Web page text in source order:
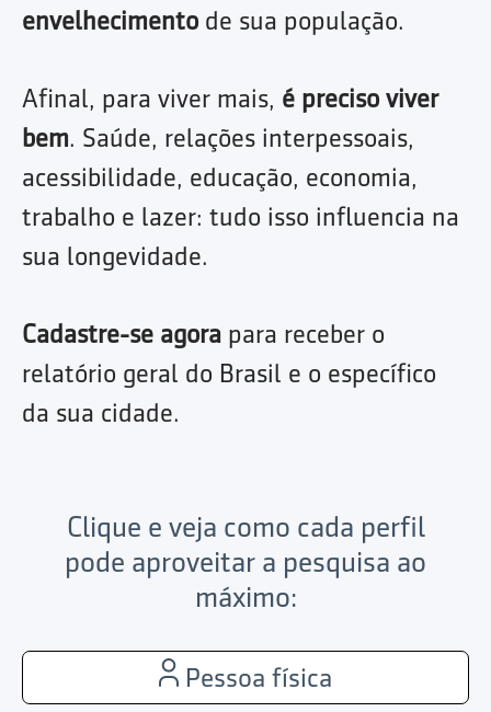
envelhecimento de sua população.
Afinal, para viver mais, é preciso viver
bem. Saúde, relações interpessoais,
acessibilidade, educação, economia,
trabalho e lazer: tudo isso influencia na
sua longevidade.
Cadastre-se agora para receber o
relatório geral do Brasil e o específico
da sua cidade.
Clique e veja como cada perfil
pode aproveitar a pesquisa ao
máximo:
Pessoa física